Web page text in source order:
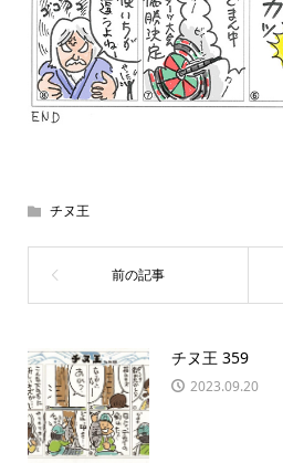
チヌ王
チヌ王 359
2023.09.20